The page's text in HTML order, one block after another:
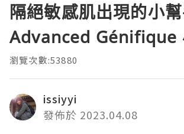
隔絕敏感肌出現的小
Advanced Génifique
瀏覽次數:53880
issiyyi
發佈於 2023.04.08